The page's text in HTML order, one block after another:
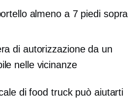
almeno a 7 piedi sopra
di autorizzazione da un
nelle vicinanze
di food truck può aiutarti